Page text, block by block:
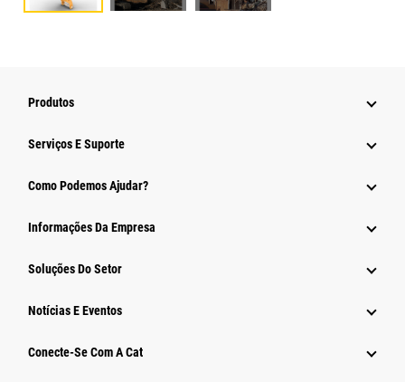
Produtos
Serviços E Suporte
Como Podemos Ajudar?
Informações Da Empresa
Soluções Do Setor
Notícias E Eventos
Conecte-Se Com A Cat